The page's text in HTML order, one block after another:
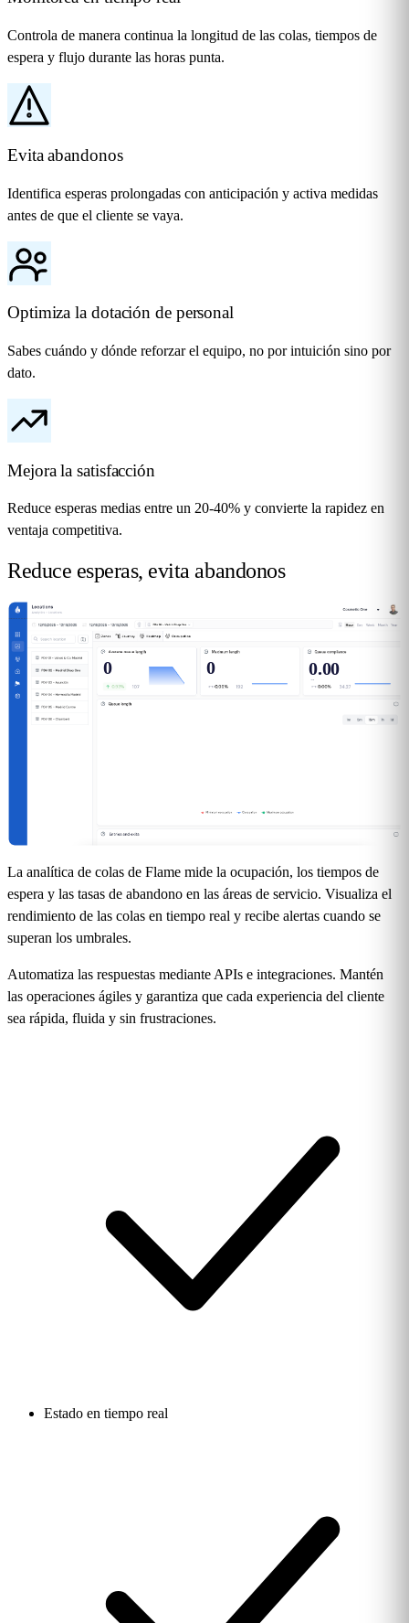
Controla de manera continua la longitud de las colas, tiempos de
espera y flujo durante las horas punta.
Evita abandonos
Identifica esperas prolongadas con anticipación y activa medidas
antes de que el cliente se vaya.
Optimiza la dotación de personal
Sabes cuándo y dónde reforzar el equipo, no por intuición sino por
dato.
Mejora la satisfacción
Reduce esperas medias entre un 20-40% y convierte la rapidez en
ventaja competitiva.
Reduce esperas, evita abandonos
0 0 0.00
La analítica de colas de Flame mide la ocupación, los tiempos de
espera y las tasas de abandono en las áreas de servicio. Visualiza el
rendimiento de las colas en tiempo real y recibe alertas cuando se
superan los umbrales.
Automatiza las respuestas mediante APIs e integraciones. Mantén
las operaciones ágiles y garantiza que cada experiencia del cliente
sea rápida, fluida y sin frustraciones.
Estado en tiempo real